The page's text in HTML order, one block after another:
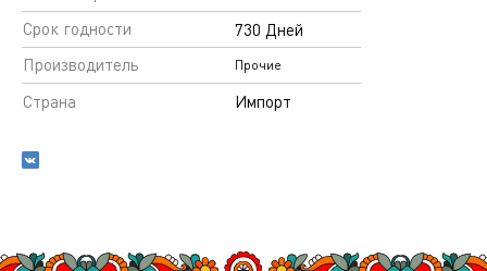
Срок годности
730 Дней
Производитель
Прочие
Страна Импорт